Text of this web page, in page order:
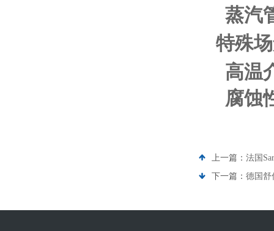
蒸汽
特殊
高温
腐蚀
上一篇： 法国
下一篇： 德国舒